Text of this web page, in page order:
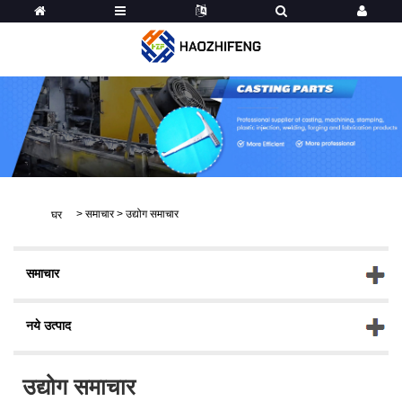
घर > समाचार > उद्योग समाचार
समाचार
नये उत्पाद
उद्योग समाचार